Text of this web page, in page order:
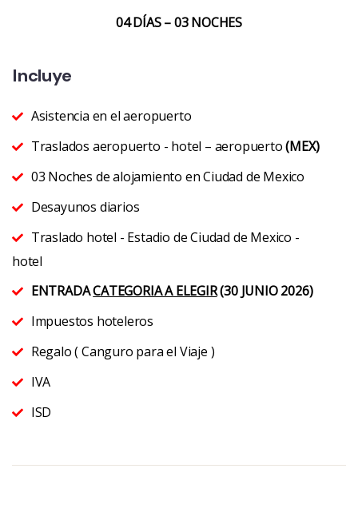
04 DÍAS – 03 NOCHES
Incluye
Asistencia en el aeropuerto
Traslados aeropuerto - hotel – aeropuerto(MEX)
03 Noches de alojamiento en Ciudad de Mexico
Desayunos diarios
Traslado hotel - Estadio de Ciudad de Mexico -
hotel
ENTRADACATEGORIA A ELEGIR(30 JUNIO 2026)
Impuestos hoteleros
Regalo ( Canguro para el Viaje )
IVA
ISD